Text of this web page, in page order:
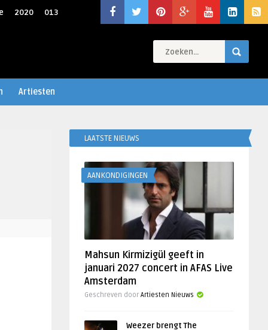
2020 013
Artiesten
LAATSTE NIEUWS
AANKONDIGINGEN
Mahsun Kirmizigül geeft in
januari 2027 concert in AFAS Live
Amsterdam
Geschreven door Artiesten Nieuws
Weezer brengt The